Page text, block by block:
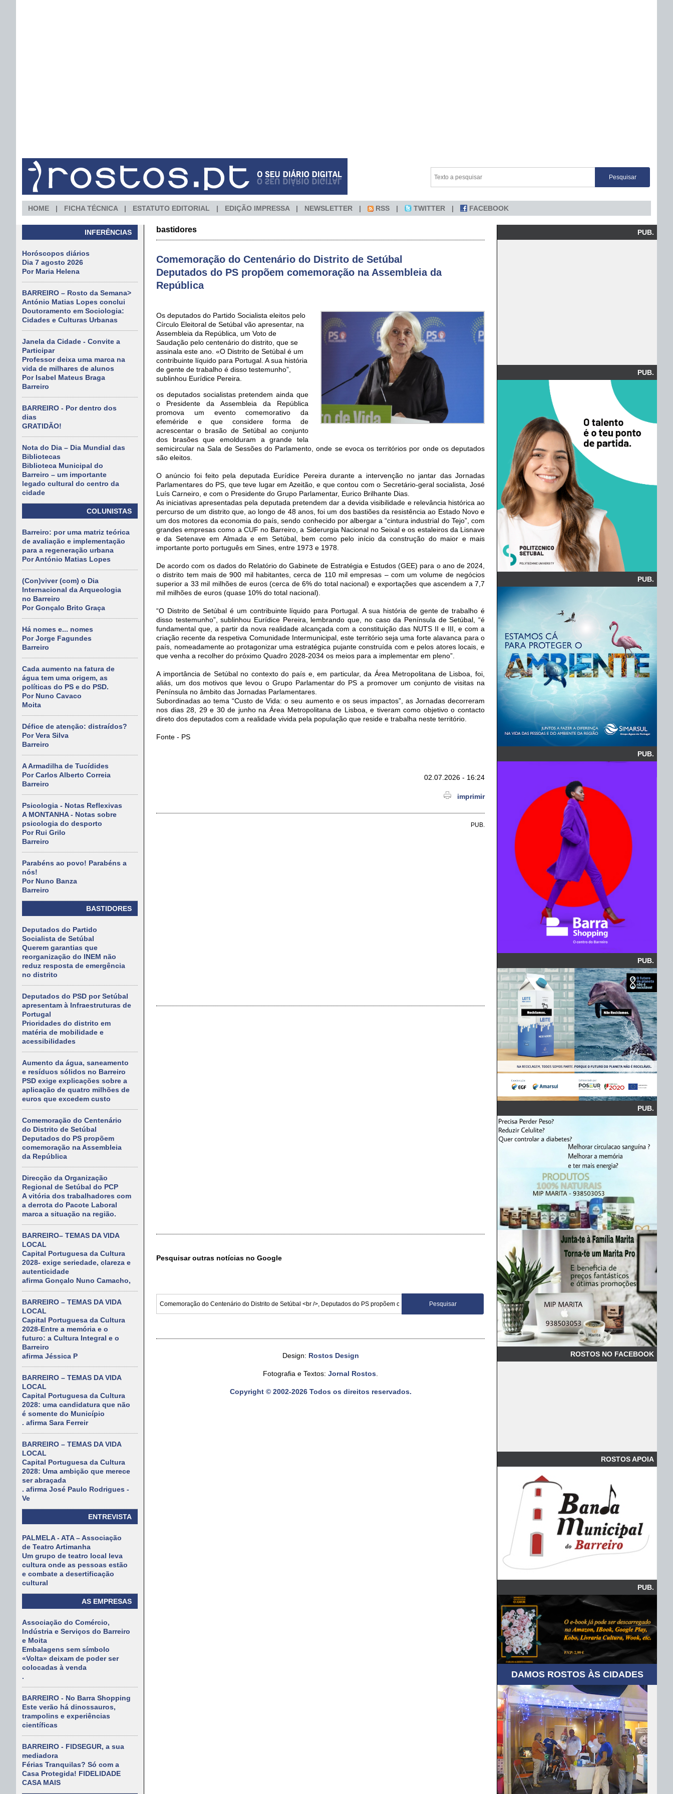
HOME FICHA TÉCNICA ESTATUTO EDITORIAL EDIÇÃO IMPRESSA NEWSLETTER RSS TWITTER FACEBOOK
INFERÊNCIAS
Horóscopos diários
Dia 7 agosto 2026
Por Maria Helena
BARREIRO – Rosto da Semana>
António Matias Lopes conclui
Doutoramento em Sociologia:
Cidades e Culturas Urbanas
Janela da Cidade - Convite a
Participar
Professor deixa uma marca na
vida de milhares de alunos
Por Isabel Mateus Braga
Barreiro
BARREIRO - Por dentro dos
dias
GRATIDÃO!
Nota do Dia – Dia Mundial das
Bibliotecas
Biblioteca Municipal do
Barreiro – um importante
legado cultural do centro da
cidade
COLUNISTAS
Barreiro: por uma matriz teórica
de avaliação e implementação
para a regeneração urbana
Por António Matias Lopes
(Con)viver (com) o Dia
Internacional da Arqueologia
no Barreiro
Por Gonçalo Brito Graça
Há nomes e... nomes
Por Jorge Fagundes
Barreiro
Cada aumento na fatura de
água tem uma origem, as
políticas do PS e do PSD.
Por Nuno Cavaco
Moita
Défice de atenção: distraídos?
Por Vera Silva
Barreiro
A Armadilha de Tucídides
Por Carlos Alberto Correia
Barreiro
Psicologia - Notas Reflexivas
A MONTANHA - Notas sobre
psicologia do desporto
Por Rui Grilo
Barreiro
Parabéns ao povo! Parabéns a
nós!
Por Nuno Banza
Barreiro
BASTIDORES
Deputados do Partido
Socialista de Setúbal
Querem garantias que
reorganização do INEM não
reduz resposta de emergência
no distrito
Deputados do PSD por Setúbal
apresentam à Infraestruturas de
Portugal
Prioridades do distrito em
matéria de mobilidade e
acessibilidades
Aumento da água, saneamento
e resíduos sólidos no Barreiro
PSD exige explicações sobre a
aplicação de quatro milhões de
euros que excedem custo
Comemoração do Centenário
do Distrito de Setúbal
Deputados do PS propõem
comemoração na Assembleia
da República
Direcção da Organização
Regional de Setúbal do PCP
A vitória dos trabalhadores com
a derrota do Pacote Laboral
marca a situação na região.
BARREIRO– TEMAS DA VIDA
LOCAL
Capital Portuguesa da Cultura
2028- exige seriedade, clareza e
autenticidade
afirma Gonçalo Nuno Camacho,
BARREIRO – TEMAS DA VIDA
LOCAL
Capital Portuguesa da Cultura
2028-Entre a memória e o
futuro: a Cultura Integral e o
Barreiro
afirma Jéssica P
BARREIRO – TEMAS DA VIDA
LOCAL
Capital Portuguesa da Cultura
2028: uma candidatura que não
é somente do Município
. afirma Sara Ferreir
BARREIRO – TEMAS DA VIDA
LOCAL
Capital Portuguesa da Cultura
2028: Uma ambição que merece
ser abraçada
. afirma José Paulo Rodrigues -
Ve
ENTREVISTA
PALMELA - ATA – Associação
de Teatro Artimanha
Um grupo de teatro local leva
cultura onde as pessoas estão
e combate a desertificação
cultural
AS EMPRESAS
Associação do Comércio,
Indústria e Serviços do Barreiro
e Moita
Embalagens sem símbolo
«Volta» deixam de poder ser
colocadas à venda
.
BARREIRO - No Barra Shopping
Este verão há dinossauros,
trampolins e experiências
científicas
BARREIRO - FIDSEGUR, a sua
mediadora
Férias Tranquilas? Só com a
Casa Protegida! FIDELIDADE
CASA MAIS
bastidores
Comemoração do Centenário do Distrito de Setúbal
Deputados do PS propõem comemoração na Assembleia da
República
Os deputados do Partido Socialista eleitos pelo
Círculo Eleitoral de Setúbal vão apresentar, na
Assembleia da República, um Voto de
Saudação pelo centenário do distrito, que se
assinala este ano. «O Distrito de Setúbal é um
contribuinte líquido para Portugal. A sua história
de gente de trabalho é disso testemunho”,
sublinhou Eurídice Pereira.
os deputados socialistas pretendem ainda que
o Presidente da Assembleia da República
promova um evento comemorativo da
efeméride e que considere forma de
acrescentar o brasão de Setúbal ao conjunto
dos brasões que emolduram a grande tela
semicircular na Sala de Sessões do Parlamento, onde se evoca os territórios por onde os deputados
são eleitos.
O anúncio foi feito pela deputada Eurídice Pereira durante a intervenção no jantar das Jornadas
Parlamentares do PS, que teve lugar em Azeitão, e que contou com o Secretário-geral socialista, José
Luís Carneiro, e com o Presidente do Grupo Parlamentar, Eurico Brilhante Dias.
As iniciativas apresentadas pela deputada pretendem dar a devida visibilidade e relevância histórica ao
percurso de um distrito que, ao longo de 48 anos, foi um dos bastiões da resistência ao Estado Novo e
um dos motores da economia do país, sendo conhecido por albergar a “cintura industrial do Tejo”, com
grandes empresas como a CUF no Barreiro, a Siderurgia Nacional no Seixal e os estaleiros da Lisnave
e da Setenave em Almada e em Setúbal, bem como pelo início da construção do maior e mais
importante porto português em Sines, entre 1973 e 1978.
De acordo com os dados do Relatório do Gabinete de Estratégia e Estudos (GEE) para o ano de 2024,
o distrito tem mais de 900 mil habitantes, cerca de 110 mil empresas – com um volume de negócios
superior a 33 mil milhões de euros (cerca de 6% do total nacional) e exportações que ascendem a 7,7
mil milhões de euros (quase 10% do total nacional).
“O Distrito de Setúbal é um contribuinte líquido para Portugal. A sua história de gente de trabalho é
disso testemunho”, sublinhou Eurídice Pereira, lembrando que, no caso da Península de Setúbal, “é
fundamental que, a partir da nova realidade alcançada com a constituição das NUTS II e III, e com a
criação recente da respetiva Comunidade Intermunicipal, este território seja uma forte alavanca para o
país, nomeadamente ao protagonizar uma estratégica pujante construída com e pelos atores locais, e
que venha a recolher do próximo Quadro 2028-2034 os meios para a implementar em pleno”.
A importância de Setúbal no contexto do país e, em particular, da Área Metropolitana de Lisboa, foi,
aliás, um dos motivos que levou o Grupo Parlamentar do PS a promover um conjunto de visitas na
Península no âmbito das Jornadas Parlamentares.
Subordinadas ao tema “Custo de Vida: o seu aumento e os seus impactos”, as Jornadas decorreram
nos dias 28, 29 e 30 de junho na Área Metropolitana de Lisboa, e tiveram como objetivo o contacto
direto dos deputados com a realidade vivida pela população que reside e trabalha neste território.
Fonte - PS
02.07.2026 - 16:24
imprimir
PUB.
Pesquisar outras notícias no Google
Design: Rostos Design
Fotografia e Textos: Jornal Rostos
Copyright © 2002-2026 Todos os direitos reservados.
PUB.
PUB.
PUB.
PUB.
PUB.
PUB.
ROSTOS NO FACEBOOK
ROSTOS APOIA
PUB.
DAMOS ROSTOS ÀS CIDADES